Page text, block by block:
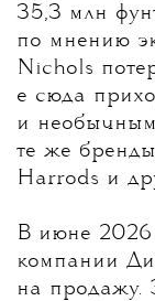
35,3 млн
по мнению
Nichols
е сюда
и
те же
Harrods и
В июне 2026
компании
на продажу.